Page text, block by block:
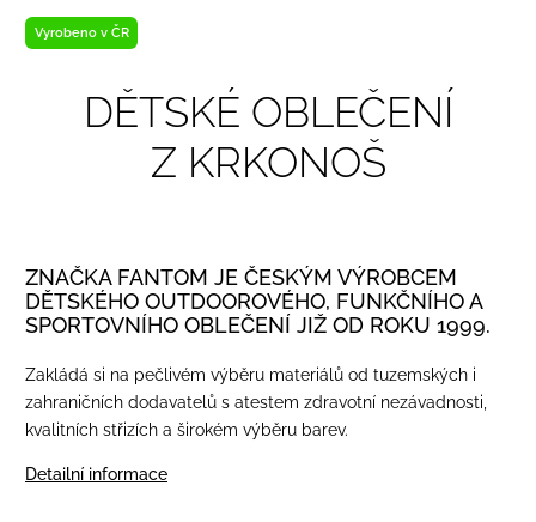
Vyrobeno v ČR
DĚTSKÉ OBLEČENÍ
Z KRKONOŠ
ZNAČKA FANTOM JE ČESKÝM VÝROBCEM
DĚTSKÉHO OUTDOOROVÉHO, FUNKČNÍHO A
SPORTOVNÍHO OBLEČENÍ JIŽ OD ROKU 1999.
Zakládá si na pečlivém výběru materiálů od tuzemských i
zahraničních dodavatelů s atestem zdravotní nezávadnosti,
kvalitních střizích a širokém výběru barev.
Detailní informace